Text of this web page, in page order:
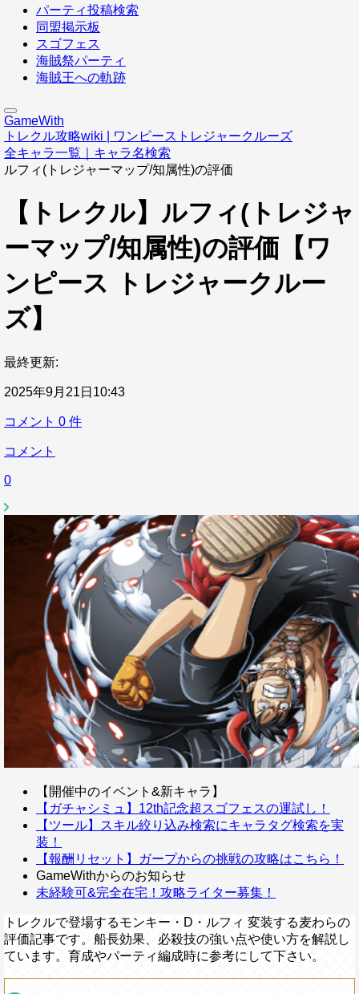
パーティ投稿検索
同盟掲示板
スゴフェス
海賊祭パーティ
海賊王への軌跡
GameWith
トレクル攻略wiki | ワンピーストレジャークルーズ
全キャラ一覧｜キャラ名検索
ルフィ(トレジャーマップ/知属性)の評価
【トレクル】ルフィ(トレジャ
ーマップ/知属性)の評価【ワ
ンピース トレジャークルー
ズ】
最終更新:
2025年9月21日10:43
コメント 0 件
コメント
0
【開催中のイベント&新キャラ】
【ガチャシミュ】12th記念超スゴフェスの運試し！
【ツール】スキル絞り込み検索にキャラタグ検索を実
装！
【報酬リセット】ガープからの挑戦の攻略はこちら！
GameWithからのお知らせ
未経験可&完全在宅！攻略ライター募集！
トレクルで登場するモンキー・D・ルフィ 変装する麦わらの
評価記事です。船長効果、必殺技の強い点や使い方を解説し
ています。育成やパーティ編成時に参考にして下さい。